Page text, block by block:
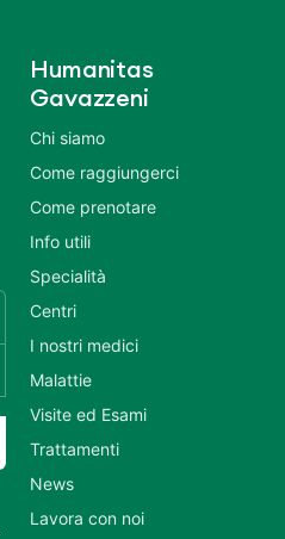
Humanitas
Gavazzeni
Chi siamo
Come raggiungerci
Come prenotare
Info utili
Specialità
Centri
I nostri medici
Malattie
Visite ed Esami
Trattamenti
News
Lavora con noi